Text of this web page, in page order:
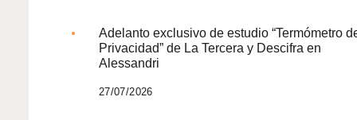
Adelanto exclusivo de estudio “Termómetro
Privacidad” de La Tercera y Descifra en
Alessandri
27/07/2026